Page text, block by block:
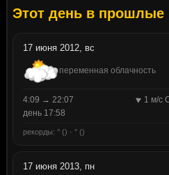
Этот день в прошлые
17 июня 2012, вс
переменная облачность
4:09 → 22:07
1 м/с
день 17:58
рекорды: ° () · ° ()
17 июня 2013, пн